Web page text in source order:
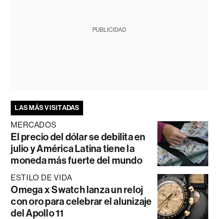
PUBLICIDAD
LAS MÁS VISITADAS
MERCADOS
El precio del dólar se debilita en
julio y América Latina tiene la
moneda más fuerte del mundo
ESTILO DE VIDA
Omega x Swatch lanza un reloj
con oro para celebrar el alunizaje
del Apollo 11